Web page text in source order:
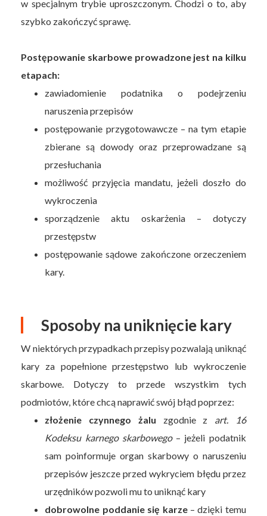
w specjalnym trybie uproszczonym. Chodzi o to, aby
szybko zakończyć sprawę.
Postępowanie skarbowe prowadzone jest na kilku
etapach:
zawiadomienie podatnika o podejrzeniu
naruszenia przepisów
postępowanie przygotowawcze – na tym etapie
zbierane są dowody oraz przeprowadzane są
przesłuchania
możliwość przyjęcia mandatu, jeżeli doszło do
wykroczenia
sporządzenie aktu oskarżenia – dotyczy
przestępstw
postępowanie sądowe zakończone orzeczeniem
kary.
Sposoby na uniknięcie kary
W niektórych przypadkach przepisy pozwalają uniknąć
kary za popełnione przestępstwo lub wykroczenie
skarbowe. Dotyczy to przede wszystkim tych
podmiotów, które chcą naprawić swój błąd poprzez:
złożenie czynnego żalu zgodnie z art. 16
Kodeksu karnego skarbowego– jeżeli podatnik
sam poinformuje organ skarbowy o naruszeniu
przepisów jeszcze przed wykryciem błędu przez
urzędników pozwoli mu to uniknąć kary
dobrowolne poddanie się karze– dzięki temu